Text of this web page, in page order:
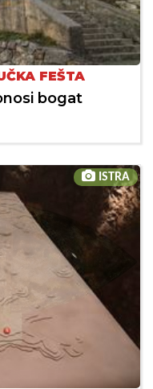
FEŠTA
bogat
ISTRA